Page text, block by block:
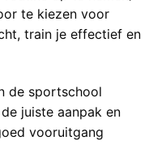
te kiezen voor
train je effectief en
de sportschool
juiste aanpak en
vooruitgang